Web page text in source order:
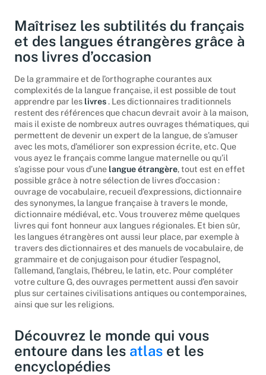
Maîtrisez les subtilités du français
et des langues étrangères grâce à
nos livres d’occasion
De la grammaire et de l’orthographe courantes aux
complexités de la langue française, il est possible de tout
apprendre par les livres. Les dictionnaires traditionnels
restent des références que chacun devrait avoir à la maison,
mais il existe de nombreux autres ouvrages thématiques, qui
permettent de devenir un expert de la langue, de s’amuser
avec les mots, d’améliorer son expression écrite, etc. Que
vous ayez le français comme langue maternelle ou qu’il
s’agisse pour vous d’une langue étrangère, tout est en effet
possible grâce à notre sélection de livres d’occasion :
ouvrage de vocabulaire, recueil d’expressions, dictionnaire
des synonymes, la langue française à travers le monde,
dictionnaire médiéval, etc. Vous trouverez même quelques
livres qui font honneur aux langues régionales. Et bien sûr,
les langues étrangères ont aussi leur place, par exemple à
travers des dictionnaires et des manuels de vocabulaire, de
grammaire et de conjugaison pour étudier l’espagnol,
l’allemand, l’anglais, l’hébreu, le latin, etc. Pour compléter
votre culture G, des ouvrages permettent aussi d’en savoir
plus sur certaines civilisations antiques ou contemporaines,
ainsi que sur les religions.
Découvrez le monde qui vous
entoure dans les atlas et les
encyclopédies